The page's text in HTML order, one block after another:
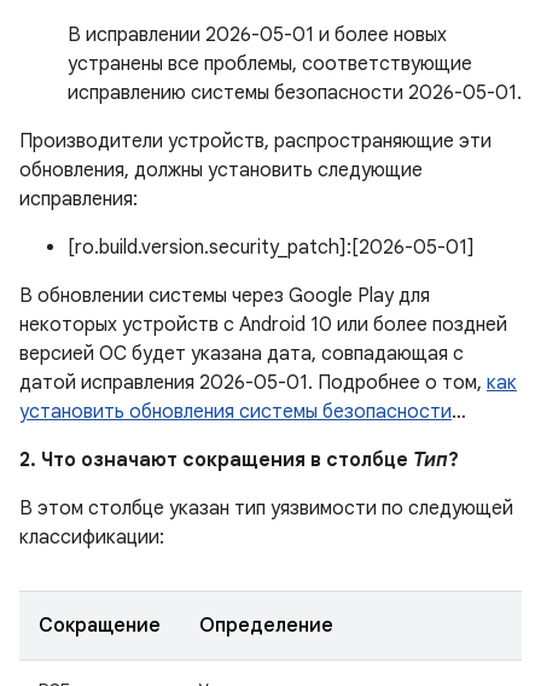
В исправлении 2026-05-01 и более новых
устранены все проблемы, соответствующие
исправлению системы безопасности 2026-05-01.
Производители устройств, распространяющие эти
обновления, должны установить следующие
исправления:
[ro.build.version.security_patch]:[2026-05-01]
В обновлении системы через Google Play для
некоторых устройств с Android 10 или более поздней
версией ОС будет указана дата, совпадающая с
датой исправления 2026-05-01. Подробнее о том, как
установить обновления системы безопасности…
2. Что означают сокращения в столбце Тип?
В этом столбце указан тип уязвимости по следующей
классификации:
Сокращение Определение